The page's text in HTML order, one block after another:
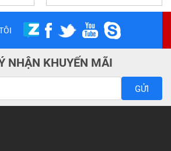
NHẬN KHUYẾN MÃI
GỬI